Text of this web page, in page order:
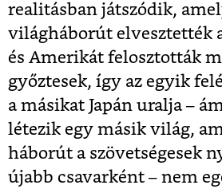
realitásban játszódik,
világháborút elvesztették
és Amerikát felosztották
győztesek, így az egyik
a másikat Japán uralja –
létezik egy másik világ,
háborút a szövetségesek
újabb csavarként – nem